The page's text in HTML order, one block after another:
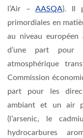
l’Air – AASQA).
Il
primordiales en
au niveau européen
d’une part pour
atmosphérique
Commission
part pour les
ambiant et un air
(l’arsenic, le
hydrocarbures